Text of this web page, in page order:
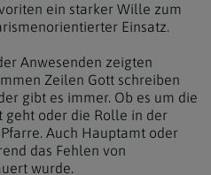
ein starker Wille zum
Einsatz.
Anwesenden zeigten
Zeilen Gott schreiben
gibt es immer. Ob es um die
geht oder die Rolle in der
Auch Hauptamt oder
das Fehlen von
wurde.